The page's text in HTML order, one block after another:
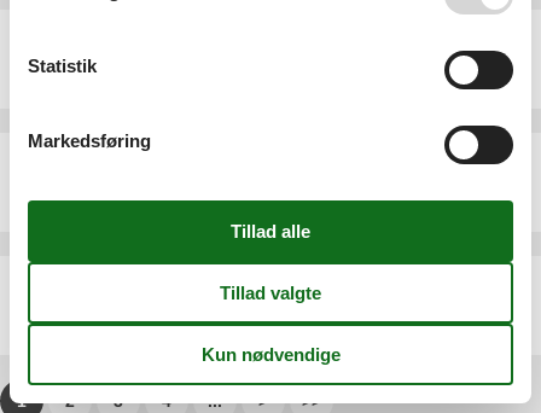
Emne nr.:090-68049
Sommerhus - 4 personer - Strandlodsvej - Bjerge - 4480 - Southwest Zealand
4 personer
6 personer
1 2 3 4 ... > >>
Statistik
Markedsføring